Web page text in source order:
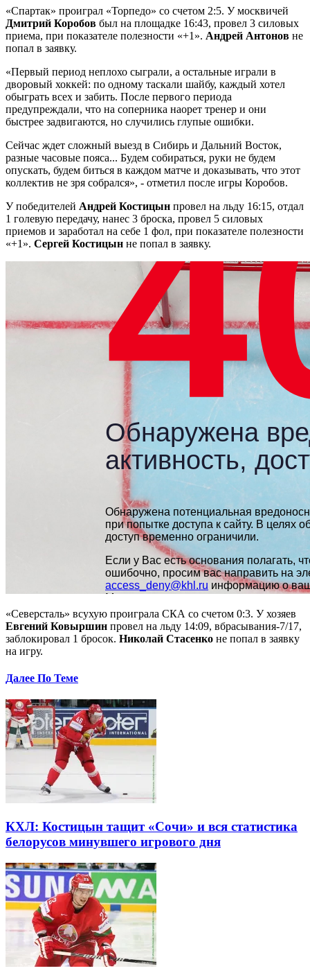
«Спартак» проиграл «Торпедо» со счетом 2:5. У москвичей
Дмитрий Коробов был на площадке 16:43, провел 3 силовых
приема, при показателе полезности «+1». Андрей Антонов не
попал в заявку.
«Первый период неплохо сыграли, а остальные играли в
дворовый хоккей: по одному таскали шайбу, каждый хотел
обыграть всех и забить. После первого периода
предупреждали, что на соперника наорет тренер и они
быстрее задвигаются, но случились глупые ошибки.
Сейчас ждет сложный выезд в Сибирь и Дальний Восток,
разные часовые пояса... Будем собираться, руки не будем
опускать, будем биться в каждом матче и доказывать, что этот
коллектив не зря собрался», - отметил после игры Коробов.
У победителей Андрей Костицын провел на льду 16:15, отдал
1 голевую передачу, нанес 3 броска, провел 5 силовых
приемов и заработал на себе 1 фол, при показателе полезности
«+1». Сергей Костицын не попал в заявку.
«Северсталь» всухую проиграла СКА со счетом 0:3. У хозяев
Евгений Ковыршин провел на льду 14:09, вбрасывания-7/17,
заблокировал 1 бросок. Николай Стасенко не попал в заявку
на игру.
Далее По Теме
КХЛ: Костицын тащит «Сочи» и вся статистика
белорусов минувшего игрового дня